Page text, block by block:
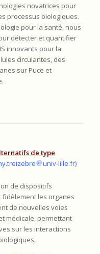
novatrices pour
processus biologiques.
pour la santé, nous
détecter et quantifier
innovants pour la
circulantes, des
sur Puce et
de type
univ-lille.fr)
de dispositifs
les organes
de nouvelles voies
médicale, permettant
sur les interactions